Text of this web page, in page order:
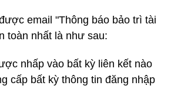
email "Thông báo bảo trì tài
toàn nhất là như sau:
nhấp vào bất kỳ liên kết nào
cấp bất kỳ thông tin đăng nhập